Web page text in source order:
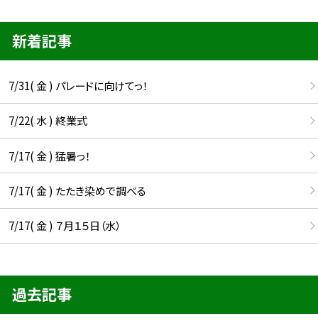
新着記事
7/31( 金 ) パレードに向けてっ！
7/22( 水 ) 終業式
7/17( 金 ) 猛暑っ！
7/17( 金 ) たたき染めで調べる
7/17( 金 ) ７月１５日（水）
過去記事